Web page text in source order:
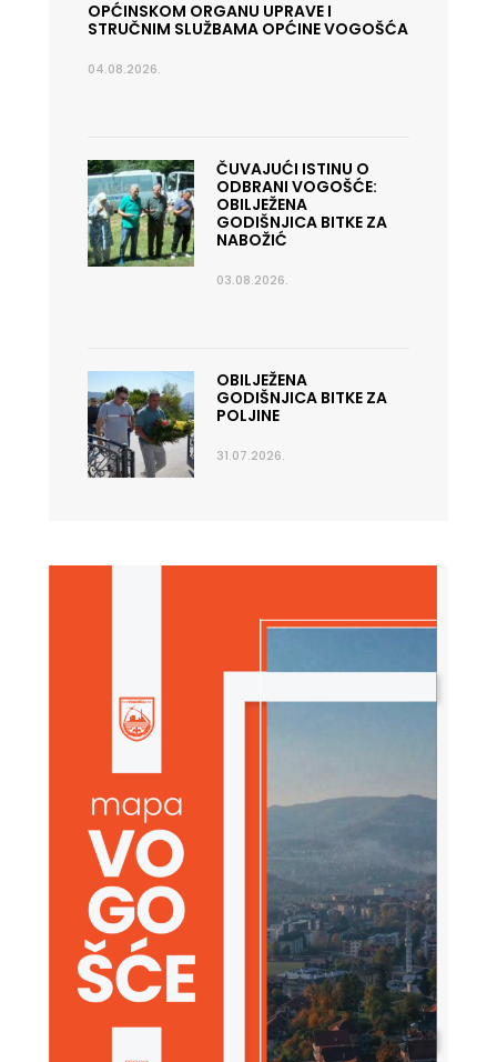
OPĆINSKOM ORGANU UPRAVE I
STRUČNIM SLUŽBAMA OPĆINE VOGOŠĆA
04.08.2026.
ČUVAJUĆI ISTINU O
ODBRANI VOGOŠĆE:
OBILJEŽENA
GODIŠNJICA BITKE ZA
NABOŽIĆ
03.08.2026.
OBILJEŽENA
GODIŠNJICA BITKE ZA
POLJINE
31.07.2026.